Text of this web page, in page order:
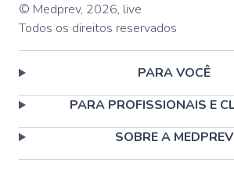
© Medprev, 2026, live
Todos os direitos reservados
PARA VOCÊ
PARA PROFISSIONAIS E
SOBRE A MEDPREV